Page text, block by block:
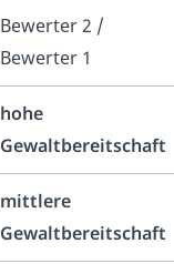
Bewerter 2 /
Bewerter 1
hohe
Gewaltbereitschaft
mittlere
Gewaltbereitschaft